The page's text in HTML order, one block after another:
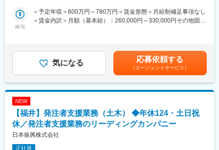
工事予定価格算出のため、現地調査、図面・数量確認、積算資料
作成、システム入力等を支援
＼働き方について／
（１） 官公庁案件中心だからこその「安定した働き方」
・土日祝休み、残業月平均30時間
・急な方針転換や過度な納期逼迫が起きにくい
・景気変動の影響を受けにくく、安定した就業環境
（２）ワークライフバランスを意識した就業環境
・公共性の高い仕事でありながら、無理のない働き方を重視する
社風
・業務過多・長時間労働にならないよう、組織的に業務を分担
ンパニーならではの大規模かつ社会的影響力の大きいプロジェク
トに携わることができます。
■職務内容：
公共事業の発注者である官公庁を、技術的立場から支援する業務
をお任せ致します。
（1）資料作成・整理
事業に関する各種資料（予算・調査・設計条件・工事発注資料
等）の作成・取りまとめ支援
（2）積算支援
工事予定価格算出のため、現地調査、図面・数量確認、積算資料
給与
＜予定年収＞600万円～780万円＜賃金形態＞月給制補足事項なし
＜賃金内訳＞月額（基本給）：260,000円～330,000円その他固定
＞有＜残業手当＞有＜給与補足＞【昇給】年1回（4月）【賞与】
年2回（7月・12月）※別途、特別賞与有り（業績により支給）
【年収例】38歳・中途入社 7年目（係長）830万円／1級土木＋
技術士補（基本給28.64万円＋諸手当＋賞与）賃金はあくまでも目
安の金額であり、選考を通じて上下する可能性があります。月給
気になる 応募依頼する
（エージェントサービス）
NEW
【福井】発注者支援業務（土木） ◆年休124・土日祝
休／発注者支援業務のリーディングカンパニー
日本振興株式会社
正社員